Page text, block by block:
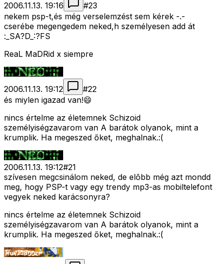
2006.11.13. 19:16 #23
nekem psp-t,és még verselemzést sem kérek -.-
cserébe megengedem neked,h személyesen add át
:_SA?D_:?FS
ReaL MaDRid x siempre
2006.11.13. 19:12 #22
és miylen igazad van!😄
nincs értelme az életemnek Schizoid
személyiségzavarom van A barátok olyanok, mint a
krumplik. Ha megeszed őket, meghalnak.:(
2006.11.13. 19:12#21
szívesen megcsinálom neked, de elõbb még azt mondd
meg, hogy PSP-t vagy egy trendy mp3-as mobiltelefont
vegyek neked karácsonyra?
nincs értelme az életemnek Schizoid
személyiségzavarom van A barátok olyanok, mint a
krumplik. Ha megeszed őket, meghalnak.:(